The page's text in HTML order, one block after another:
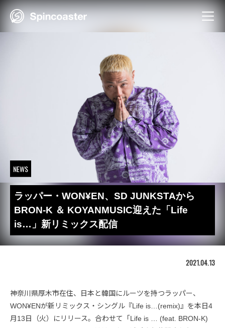
Skip
NEWS
ラッパー・WON¥EN、SD JUNKSTAから
BRON-K ＆ KOYANMUSIC迎えた「Life
is…」新リミックス配信
2021.04.13
神奈川県厚木市在住、日本と韓国にルーツを持つラッパー、
WON¥ENが新リミックス・シングル『Life is…(remix)』を本日4
月13日（火）にリリース。合わせて「Life is … (feat. BRON-K)